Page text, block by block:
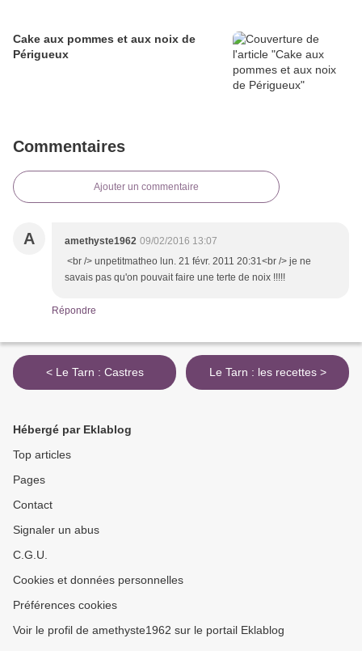
Cake aux pommes et aux noix de
Périgueux
Commentaires
Ajouter un commentaire
A amethyste1962 09/02/2016 13:07
<br /> unpetitmatheo lun. 21 févr. 2011 20:31<br /> je ne
savais pas qu'on pouvait faire une terte de noix !!!!!
Répondre
< Le Tarn : Castres Le Tarn : les recettes >
Hébergé par Eklablog
Top articles
Pages
Contact
Signaler un abus
C.G.U.
Cookies et données personnelles
Préférences cookies
Voir le profil de amethyste1962 sur le portail Eklablog